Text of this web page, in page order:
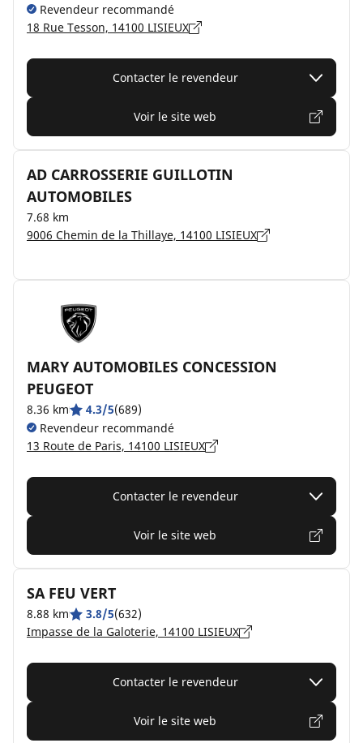
Revendeur recommandé
18 Rue Tesson, 14100 LISIEUX
Contacter le revendeur
Voir le site web
AD CARROSSERIE GUILLOTIN
AUTOMOBILES
7.68 km
9006 Chemin de la Thillaye, 14100 LISIEUX
MARY AUTOMOBILES CONCESSION
PEUGEOT
8.36 km 4.3/5(689)
Revendeur recommandé
13 Route de Paris, 14100 LISIEUX
Contacter le revendeur
Voir le site web
SA FEU VERT
8.88 km 3.8/5(632)
Impasse de la Galoterie, 14100 LISIEUX
Contacter le revendeur
Voir le site web